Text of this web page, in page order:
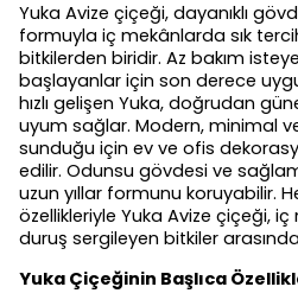
Yuka Avize çiçeği, dayanıklı
formuyla iç mekânlarda sık
bitkilerden biridir. Az bakım
başlayanlar için son derece
hızlı gelişen Yuka, doğrudan
uyum sağlar. Modern, minimal
sunduğu için ev ve ofis
edilir. Odunsu gövdesi ve
uzun yıllar formunu koruyabilir.
özellikleriyle Yuka Avize çiçeği,
duruş sergileyen bitkiler arasında
Yuka Çiçeğinin Başlıca